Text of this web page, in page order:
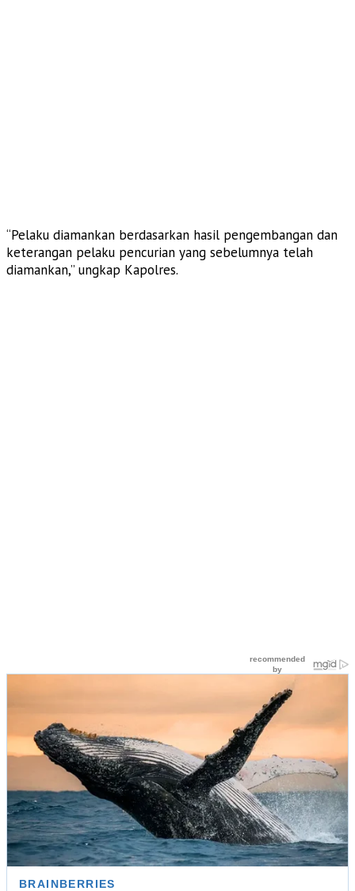
“Pelaku diamankan berdasarkan hasil pengembangan dan
keterangan pelaku pencurian yang sebelumnya telah
diamankan,” ungkap Kapolres.